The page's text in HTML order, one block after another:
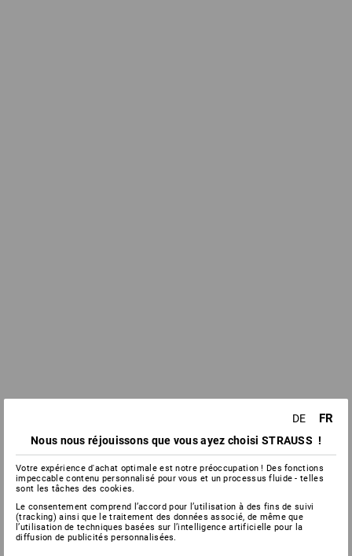
DE FR
Nous nous réjouissons que vous ayez choisi STRAUSS !
Votre expérience d'achat optimale est notre préoccupation ! Des fonctions
impeccable contenu personnalisé pour vous et un processus fluide - telles
sont les tâches des cookies.
Le consentement comprend l’accord pour l’utilisation à des fins de suivi
(tracking) ainsi que le traitement des données associé, de même que
l’utilisation de techniques basées sur l’intelligence artificielle pour la
diffusion de publicités personnalisées.